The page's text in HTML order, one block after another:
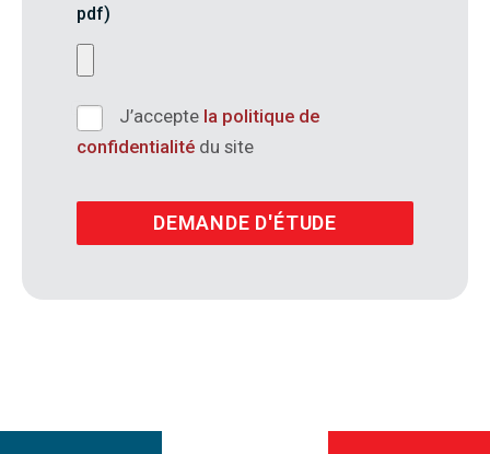
pdf)
J’accepte la politique de
confidentialité du site
DEMANDE D'ÉTUDE